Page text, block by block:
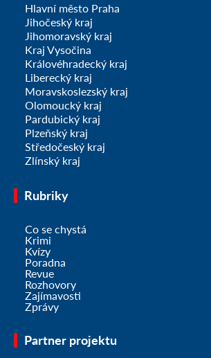
Hlavní město Praha
Jihočeský kraj
Jihomoravský kraj
Kraj Vysočina
Královéhradecký kraj
Liberecký kraj
Moravskoslezský kraj
Olomoucký kraj
Pardubický kraj
Plzeňský kraj
Středočeský kraj
Zlínský kraj
Rubriky
Co se chystá
Krimi
Kvízy
Poradna
Revue
Rozhovory
Zajímavosti
Zprávy
Partner projektu